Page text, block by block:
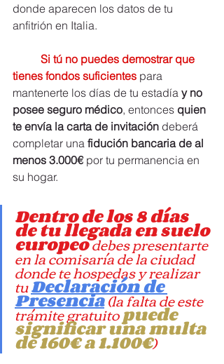
donde aparecen los datos de tu
anfitrión en Italia.
Si tú no puedes demostrar que
tienes fondos suficientes para
mantenerte los días de tu estadía y no
posee seguro médico, entonces quien
te envía la carta de invitación deberá
completar una fidución bancaria de al
menos 3.000€ por tu permanencia en
su hogar.
Dentro de los 8 días
de tu llegada en suelo
europeo debes presentarte
en la comisaría de la ciudad
donde te hospedas y realizar
tu Declaración de
Presencia (la falta de este
trámite gratuito puede
significar una multa
de 160€ a 1.100€)